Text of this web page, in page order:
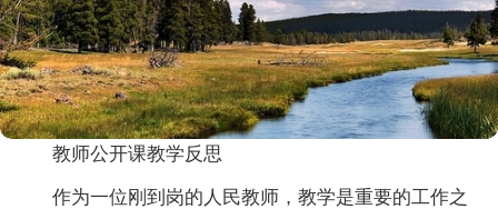
教师公开课教学反思
作为一位刚到岗的人民教师，教学是重要的工作之